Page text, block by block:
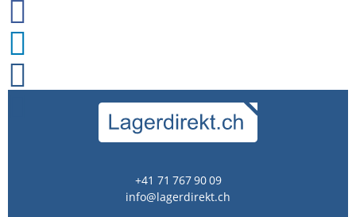
+41 71 767 90 09
info@lagerdirekt.ch